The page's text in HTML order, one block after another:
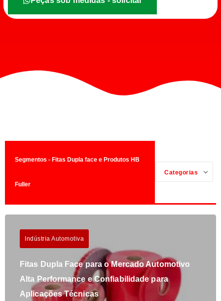
Segmentos - Fitas Dupla face e Produtos HB
Fuller
Categorias
Indústria Automotiva
Fitas Dupla Face para o Mercado Automotivo
Alta Performance e Confiabilidade para
Aplicações Técnicas